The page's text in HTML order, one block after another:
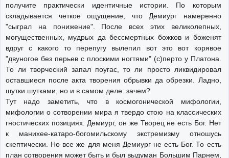
получите практически идентичные истории. По которым
складывается четкое ощущение, что Демиург намеренно
"сыграл на понижение". После всех этих великолепных,
могущественных, мудрых да бессмертных божков и боженят
вдруг с какого то перепугу вылепил вот это вот корявое
"двуногое без перьев с плоскими ногтями" (с)перто у Платона.
То ли творческий запал поугас, то ли просто ликвидировал
оставшиеся после акта творения обрывки да обрезки. Ладно,
шутки шутками, но и в самом деле: зачем?
Тут надо заметить, что в космогонической мифологии,
мифологии о сотворении мира я твердо стою на классических
гностических позициях. Демиург, он же Творец не есть Бог. Нет
к манихее-катаро-богомильскому экстремизму отношусь
скептически. Но все же для меня Демиург не есть Бог. То есть
план сотворения может быть и был выдуман Большим Парнем,